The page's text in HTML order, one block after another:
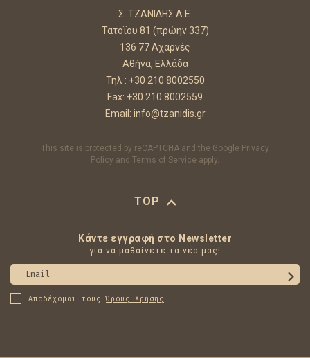
Σ. ΤΖΑΝΙΔΗΣ Α.Ε.
Τατοΐου 81 (πρώην 337)
136 77 Αχαρνές
Αθήνα, Ελλάδα
Τηλ : +30 210 8002550
Fax: +30 210 8002559
Email: info@tzanidis.gr
This site is protected by reCAPTCHA and the Google Privacy
Policy and Terms of Service apply.
TOP
Κάντε εγγραφή στο Newsletter
για να μαθαίνετε τα νέα μας!
Αποδέχομαι τουςΌρους Χρήσης